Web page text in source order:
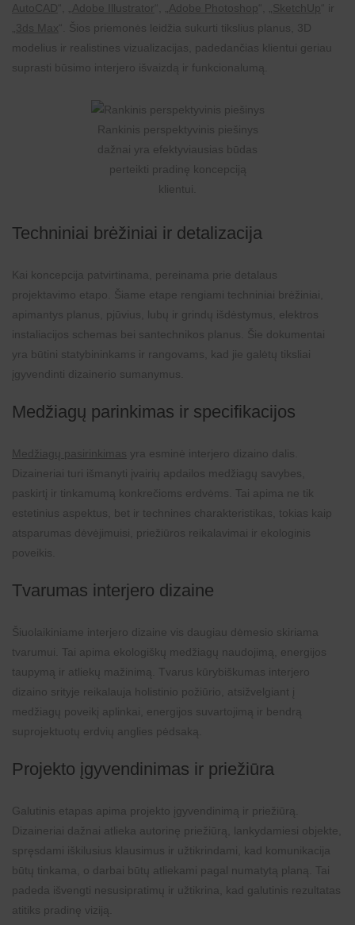
AutoCAD “, „ Adobe Illustrator “, „ Adobe Photoshop “, „ SketchUp “ ir
3ds Max “. Šios priemonės leidžia sukurti tikslius planus, 3D
modelius ir realistines vizualizacijas, padedančias klientui geriau
suprasti būsimo interjero išvaizdą ir funkcionalumą.
Rankinis perspektyvinis piešinys
dažnai yra efektyviausias būdas
perteikti pradinę koncepciją
klientui.
Techniniai brėžiniai ir detalizacija
Kai koncepcija patvirtinama, pereinama prie detalaus
projektavimo etapo. Šiame etape rengiami techniniai brėžiniai,
apimantys planus, pjūvius, lubų ir grindų išdėstymus, elektros
instaliacijos schemas bei santechnikos planus. Šie dokumentai
yra būtini statybininkams ir rangovams, kad jie galėtų tiksliai
įgyvendinti dizainerio sumanymus.
Medžiagų parinkimas ir specifikacijos
Medžiagų pasirinkimas yra esminė interjero dizaino dalis.
Dizaineriai turi išmanyti įvairių apdailos medžiagų savybes,
paskirtį ir tinkamumą konkrečioms erdvėms. Tai apima ne tik
estetinius aspektus, bet ir technines charakteristikas, tokias kaip
atsparumas dėvėjimuisi, priežiūros reikalavimai ir ekologinis
poveikis.
Tvarumas interjero dizaine
Šiuolaikiniame interjero dizaine vis daugiau dėmesio skiriama
tvarumui. Tai apima ekologiškų medžiagų naudojimą, energijos
taupymą ir atliekų mažinimą. Tvarus kūrybiškumas interjero
dizaino srityje reikalauja holistinio požiūrio, atsižvelgiant į
medžiagų poveikį aplinkai, energijos suvartojimą ir bendrą
suprojektuotų erdvių anglies pėdsaką.
Projekto įgyvendinimas ir priežiūra
Galutinis etapas apima projekto įgyvendinimą ir priežiūrą.
Dizaineriai dažnai atlieka autorinę priežiūrą, lankydamiesi objekte,
spręsdami iškilusius klausimus ir užtikrindami, kad komunikacija
būtų tinkama, o darbai būtų atliekami pagal numatytą planą. Tai
padeda išvengti nesusipratimų ir užtikrina, kad galutinis rezultatas
atitiks pradinę viziją.